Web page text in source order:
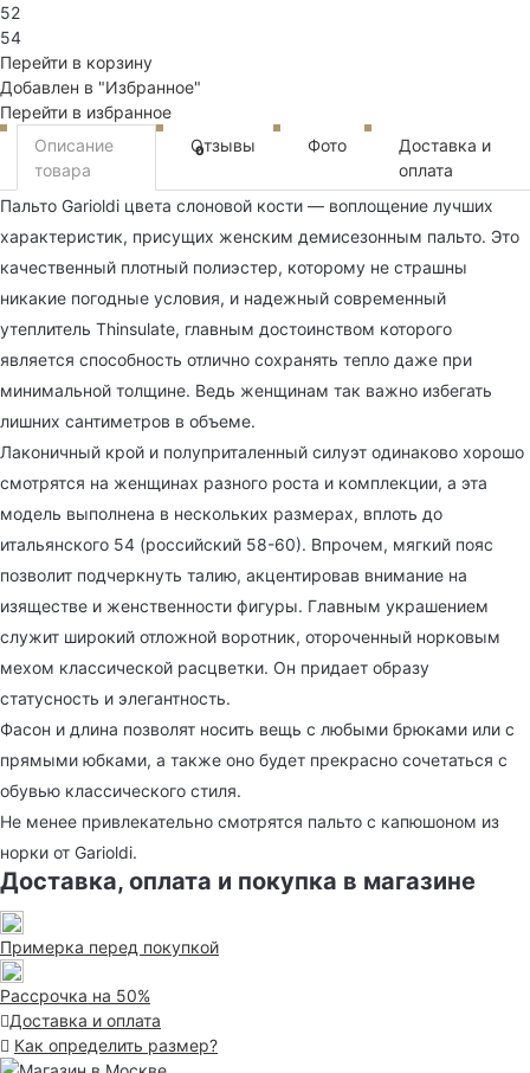
52
54
Перейти в корзину
Добавлен в "Избранное"
Перейти в избранное
Описание
товара
Отзывы
0 Фото
Доставка и
оплата
Пальто Garioldi цвета слоновой кости — воплощение лучших
характеристик, присущих женским демисезонным пальто. Это
качественный плотный полиэстер, которому не страшны
никакие погодные условия, и надежный современный
утеплитель Thinsulate, главным достоинством которого
является способность отлично сохранять тепло даже при
минимальной толщине. Ведь женщинам так важно избегать
лишних сантиметров в объеме.
Лаконичный крой и полуприталенный силуэт одинаково хорошо
смотрятся на женщинах разного роста и комплекции, а эта
модель выполнена в нескольких размерах, вплоть до
итальянского 54 (российский 58-60). Впрочем, мягкий пояс
позволит подчеркнуть талию, акцентировав внимание на
изяществе и женственности фигуры. Главным украшением
служит широкий отложной воротник, отороченный норковым
мехом классической расцветки. Он придает образу
статусность и элегантность.
Фасон и длина позволят носить вещь с любыми брюками или с
прямыми юбками, а также оно будет прекрасно сочетаться с
обувью классического стиля.
Не менее привлекательно смотрятся пальто с капюшоном из
норки от Garioldi.
Доставка, оплата и покупка в магазине
Примерка перед покупкой
Рассрочка на 50%
Доставка и оплата
Как определить размер?